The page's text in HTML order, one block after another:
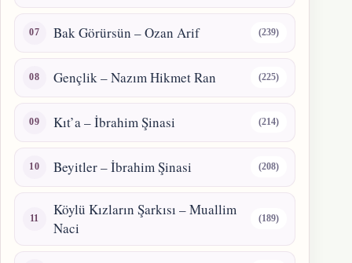
Bak Görürsün – Ozan Arif (239)
Gençlik – Nazım Hikmet Ran (225)
Kıt’a – İbrahim Şinasi (214)
Beyitler – İbrahim Şinasi (208)
Köylü Kızların Şarkısı – Muallim
Naci
(189)